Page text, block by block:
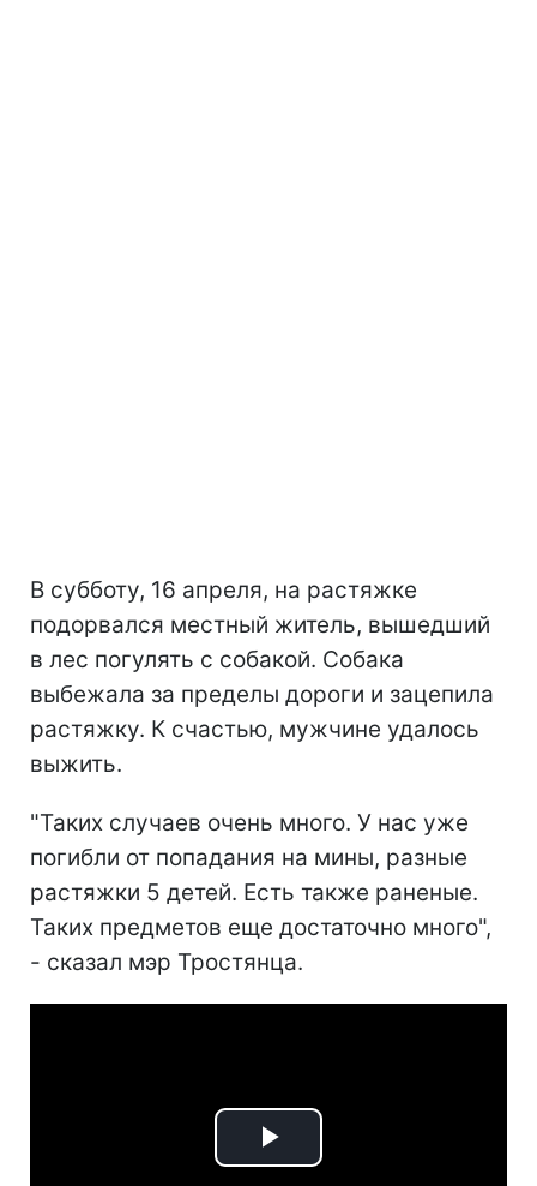
В субботу, 16 апреля, на растяжке
подорвался местный житель, вышедший
в лес погулять с собакой. Собака
выбежала за пределы дороги и зацепила
растяжку. К счастью, мужчине удалось
выжить.
"Таких случаев очень много. У нас уже
погибли от попадания на мины, разные
растяжки 5 детей. Есть также раненые.
Таких предметов еще достаточно много",
- сказал мэр Тростянца.
Play